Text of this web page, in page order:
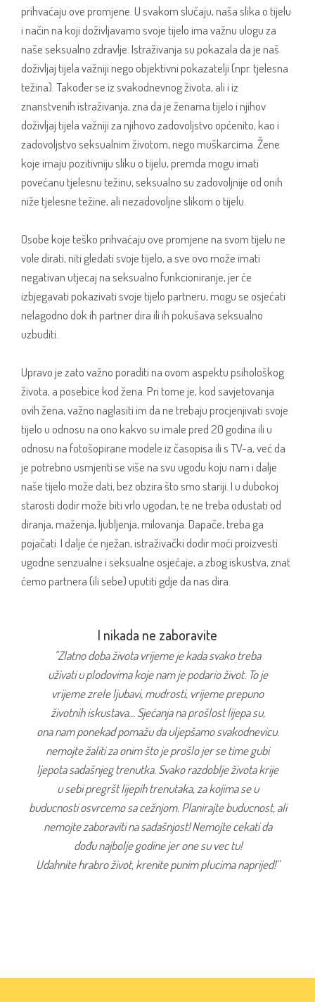
prihvaćaju ove promjene. U svakom slučaju, naša slika o tijelu
i način na koji doživljavamo svoje tijelo ima važnu ulogu za
naše seksualno zdravlje. Istraživanja su pokazala da je naš
doživljaj tijela važniji nego objektivni pokazatelji (npr. tjelesna
težina). Također se iz svakodnevnog života, ali i iz
znanstvenih istraživanja, zna da je ženama tijelo i njihov
doživljaj tijela važniji za njihovo zadovoljstvo općenito, kao i
zadovoljstvo seksualnim životom, nego muškarcima. Žene
koje imaju pozitivniju sliku o tijelu, premda mogu imati
povećanu tjelesnu težinu, seksualno su zadovoljnije od onih
niže tjelesne težine, ali nezadovoljne slikom o tijelu.
Osobe koje teško prihvaćaju ove promjene na svom tijelu ne
vole dirati, niti gledati svoje tijelo, a sve ovo može imati
negativan utjecaj na seksualno funkcioniranje, jer će
izbjegavati pokazivati svoje tijelo partneru, mogu se osjećati
nelagodno dok ih partner dira ili ih pokušava seksualno
uzbuditi.
Upravo je zato važno poraditi na ovom aspektu psihološkog
života, a posebice kod žena. Pri tome je, kod savjetovanja
ovih žena, važno naglasiti im da ne trebaju procjenjivati svoje
tijelo u odnosu na ono kakvo su imale pred 20 godina ili u
odnosu na fotošopirane modele iz časopisa ili s TV-a, već da
je potrebno usmjeriti se više na svu ugodu koju nam i dalje
naše tijelo može dati, bez obzira što smo stariji. I u dubokoj
starosti dodir može biti vrlo ugodan, te ne treba odustati od
diranja, maženja, ljubljenja, milovanja. Dapače, treba ga
pojačati. I dalje će nježan, istraživački dodir moći proizvesti
ugodne senzualne i seksualne osjećaje, a zbog iskustva, znat
ćemo partnera (ili sebe) uputiti gdje da nas dira.
I nikada ne zaboravite
"Zlatno doba života vrijeme je kada svako treba
uživati u plodovima koje nam je podario život. To je
vrijeme zrele ljubavi, mudrosti, vrijeme prepuno
životnih iskustava… Sjećanja na prošlost lijepa su,
ona nam ponekad pomažu da uljepšamo svakodnevicu.
nemojte žaliti za onim što je prošlo jer se time gubi
ljepota sadašnjeg trenutka. Svako razdoblje života krije
u sebi pregršt lijepih trenutaka, za kojima se u
buducnosti osvrcemo sa cežnjom. Planirajte buducnost, ali
nemojte zaboraviti na sadašnjost! Nemojte cekati da
dođu najbolje godine jer one su vec tu!
Udahnite hrabro život, krenite punim plucima naprijed!”